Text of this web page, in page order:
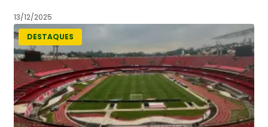
13/12/2025
DESTAQUES